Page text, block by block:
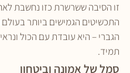
זו הסיבה ששרשרת כזו נחשבת
התכשיטים הגמישים ביותר
הגברי – היא עובדת עם הכול
תמיד.
סמל של אמונה וביטחון